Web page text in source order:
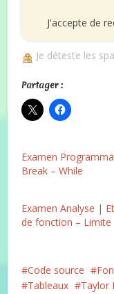
J'accepte de
Je déteste les
Partager :
Examen
Break – While
Examen Analyse |
de fonction – Limite
Code source
Tableaux
Taylor